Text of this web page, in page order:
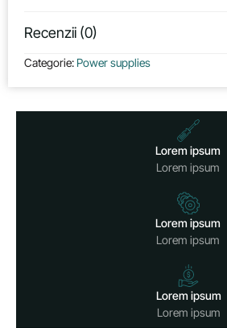
Recenzii (0)
Categorie: Power supplies
Lorem ipsum
Lorem ipsum
Lorem ipsum
Lorem ipsum
Lorem ipsum
Lorem ipsum